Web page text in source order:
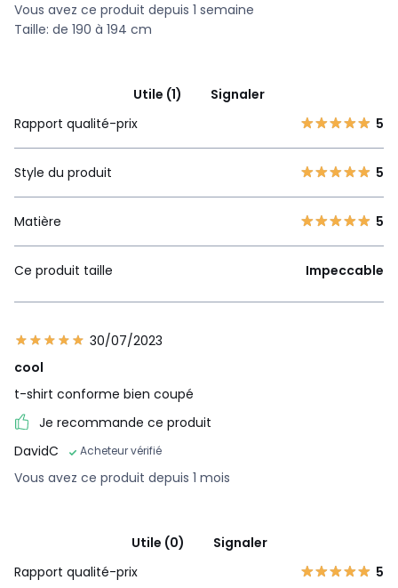
Vous avez ce produit depuis 1 semaine
Taille: de 190 à 194 cm
Utile (1)
Signaler
Rapport qualité-prix
5
Style du produit 5
Matière 5
Ce produit taille Impeccable
30/07/2023
cool
t-shirt conforme bien coupé
Je recommande ce produit
DavidC
Acheteur vérifié
Vous avez ce produit depuis 1 mois
Utile (0)
Signaler
Rapport qualité-prix
5